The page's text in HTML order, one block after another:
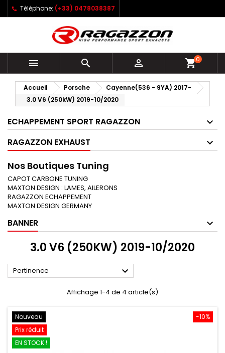
Téléphone: (+33) 0478038387
   shopping_cart0
Accueil Porsche
Cayenne(536 - 9YA) 2017-
3.0 V6 (250kW) 2019-10/2020
ECHAPPEMENT SPORT RAGAZZON
RAGAZZON EXHAUST
Nos Boutiques Tuning
CAPOT CARBONE TUNING
MAXTON DESIGN : LAMES, AILERONS
RAGAZZON ECHAPPEMENT
MAXTON DESIGN GERMANY
BANNER
3.0 V6 (250KW) 2019-10/2020
Pertinence 
Affichage 1-4 de 4 article(s)
-10%
Nouveau
Prix réduit
EN STOCK !